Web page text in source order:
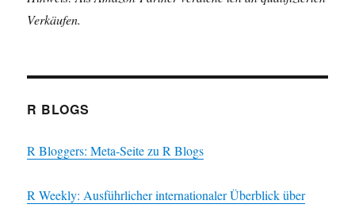
Verkäufen.
R BLOGS
R Bloggers: Meta-Seite zu R Blogs
R Weekly: Ausführlicher internationaler Überblick über